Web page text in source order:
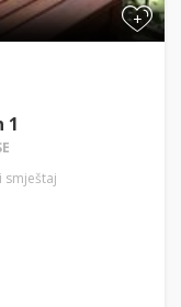
+
1
smještaj